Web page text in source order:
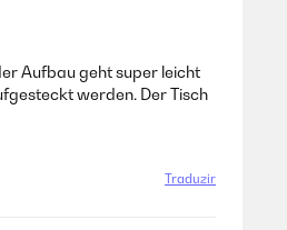
Aufbau geht super leicht
werden. Der Tisch
Traduzir